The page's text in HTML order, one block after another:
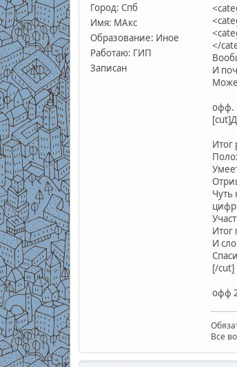
Город: Спб
Имя: МАкс
Образование: Иное
Работаю: ГИП
Записан
</
И
офф.
Итог
Чуть
Итог
И
[/cut]
офф
Все